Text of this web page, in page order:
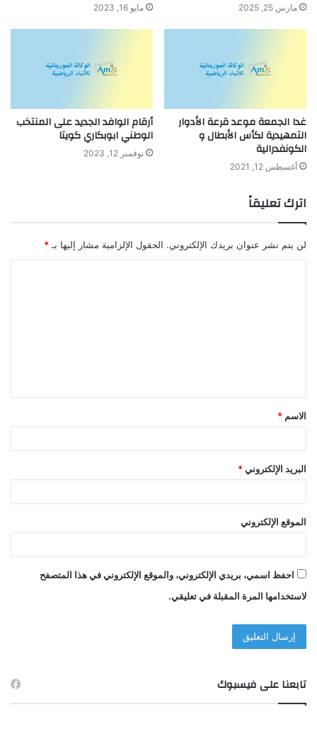
مارس 25, 2025 مايو 16, 2023
غدا الجمعة موعد قرعة الأدوار
التمهيدية لكأس الأبطال و
الكونفدرالية
أغسطس 12, 2021
أرقام الوافد الجديد على المنتخب
الوطني ابوبكاري كويتا
نوفمبر 12, 2023
اترك تعليقاً
لن يتم نشر عنوان بريدك الإلكتروني. الحقول الإلزامية مشار إليها بـ *
ق
*
الاسم *
البريد الإلكتروني *
الموقع الإلكتروني
احفظ اسمي، بريدي الإلكتروني، والموقع الإلكتروني في هذا المتصفح
لاستخدامها المرة المقبلة في تعليقي.
تابعنا على فيسبوك